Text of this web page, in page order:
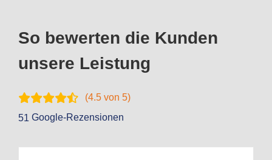
So bewerten die Kunden
unsere Leistung
(4.5 von 5)
51 Google-Rezensionen